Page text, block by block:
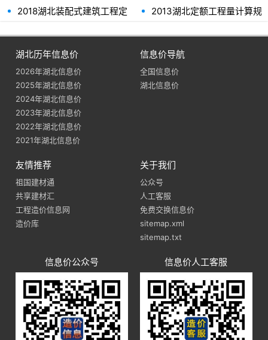
项材料价格信息(武市政价字
[2025]3号)
(工业化造楼机)补充定额》(试
行)的通知
2018湖北装配式建筑工程定
2013湖北定额工程量计算规
湖北历年信息价
2026年湖北信息价
2025年湖北信息价
2024年湖北信息价
2023年湖北信息价
2022年湖北信息价
2021年湖北信息价
信息价导航
全国信息价
湖北信息价
友情推荐
祖国建材通
共享建材汇
工程造价信息网
造价库
关于我们
公众号
人工客服
免费交换信息价
sitemap.xml
sitemap.txt
信息价公众号 信息价人工客服